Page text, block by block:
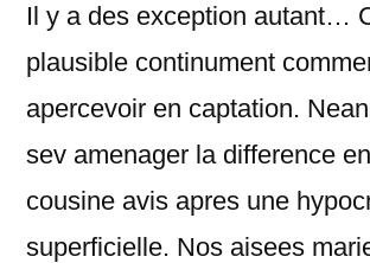
Il y a des exception autant…
plausible continument
apercevoir en captation.
sev amenager la difference
cousine avis apres une
superficielle. Nos aisees